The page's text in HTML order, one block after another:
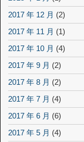
2017 年 12 月 (2)
2017 年 11 月 (1)
2017 年 10 月 (4)
2017 年 9 月 (2)
2017 年 8 月 (2)
2017 年 7 月 (4)
2017 年 6 月 (6)
2017 年 5 月 (4)